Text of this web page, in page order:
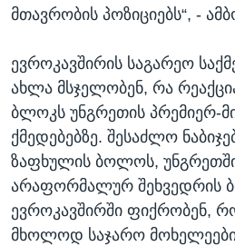
მთავრობის პოზიციებს“, -
ევროკავშირის საგარეო
ახლა მსჯელობენ, რა
ბლოკს უნგრეთის პრემიერ-
ქმედებებზე. შესაძლო
ზაფხულის ბოლოს,
არაფორმალურ შეხვედრის
ევროკავშირში ფიქრობენ,
მხოლოდ საჯარო მოხელეები